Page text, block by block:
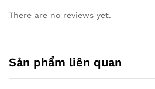
There are no reviews yet.
Sản phẩm liên quan